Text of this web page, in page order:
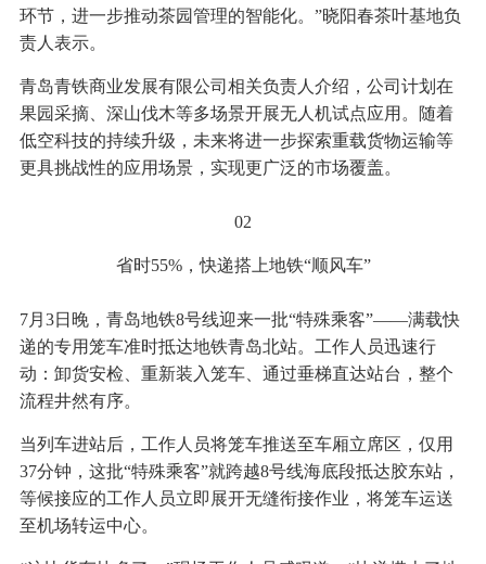
环节，进一步推动茶园管理的智能化。”晓阳春茶叶基地负
责人表示。
青岛青铁商业发展有限公司相关负责人介绍，公司计划在
果园采摘、深山伐木等多场景开展无人机试点应用。随着
低空科技的持续升级，未来将进一步探索重载货物运输等
更具挑战性的应用场景，实现更广泛的市场覆盖。
02
省时55%，快递搭上地铁“顺风车”
7月3日晚，青岛地铁8号线迎来一批“特殊乘客”——满载快
递的专用笼车准时抵达地铁青岛北站。工作人员迅速行
动：卸货安检、重新装入笼车、通过垂梯直达站台，整个
流程井然有序。
当列车进站后，工作人员将笼车推送至车厢立席区，仅用
37分钟，这批“特殊乘客”就跨越8号线海底段抵达胶东站，
等候接应的工作人员立即展开无缝衔接作业，将笼车运送
至机场转运中心。